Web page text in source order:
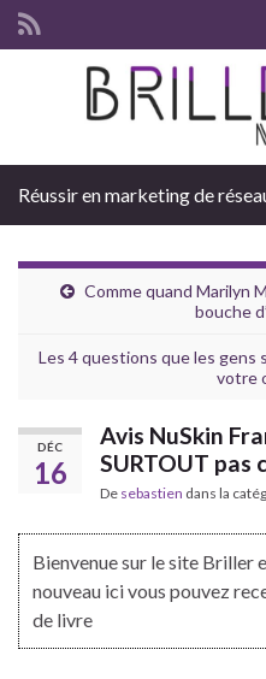
Search for:
Réussir en marketing de
Comme quand Marilyn
bouche
Les 4 questions que les gens
votre
DÉC
16
Avis NuSkin
SURTOUT pas
De sebastien dans la
Bienvenue sur le site Briller
nouveau ici vous pouvez
de livre